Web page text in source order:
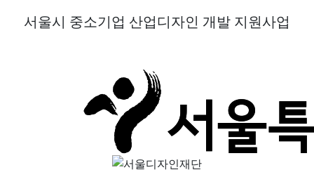
서울시 중소기업 산업디자인 개발 지원사업